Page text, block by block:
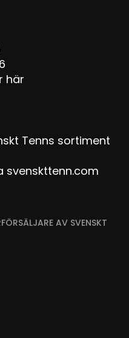
här
Tenns sortiment
svenskttenn.com
AV SVENSKT